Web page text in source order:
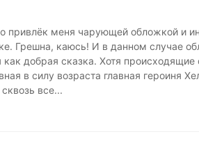
привлёк меня чарующей обложкой и
Грешна, каюсь! И в данном случае
добрая сказка. Хотя происходящие
в силу возраста главная героиня
все...